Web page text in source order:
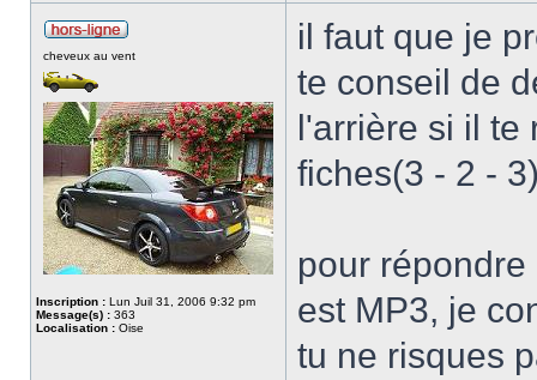
cheveux au vent
Inscription : Lun Juil 31, 2006 9:32 pm
Message(s) : 363
Localisation : Oise
il faut que je
te conseil de
l'arrière si il te
fiches(3 - 2 -
pour
est MP3, je
tu ne risques